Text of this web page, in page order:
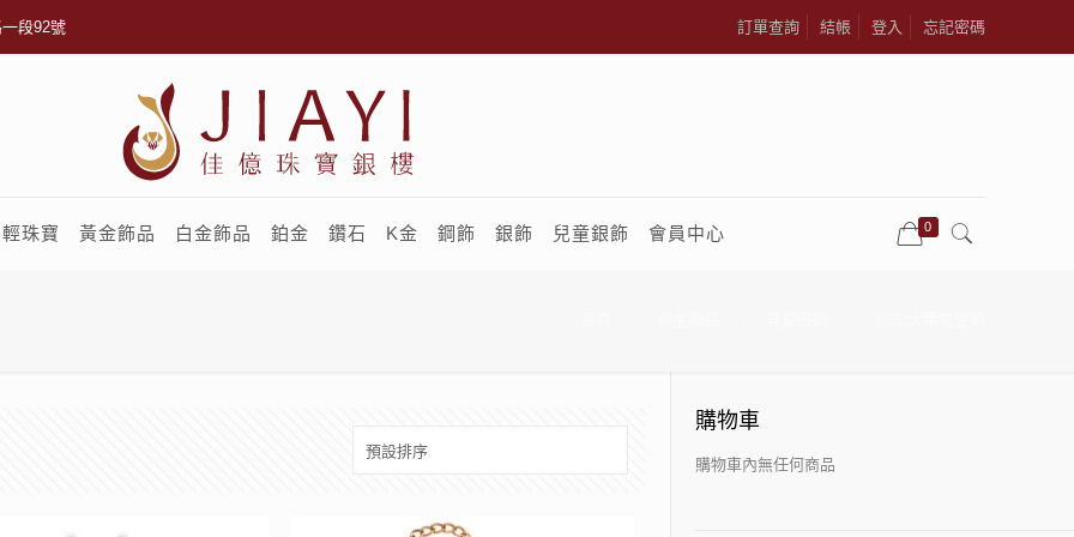
段92號 訂單查詢 結帳 登入 忘記密碼
輕珠寶 黃金飾品 白金飾品 鉑金 鑽石 K金 鋼飾 銀飾 兒童銀飾 會員中心 0
購物車
購物車內無任何商品